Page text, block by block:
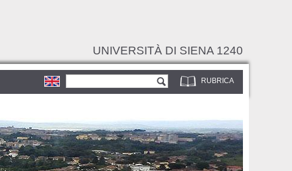
UNIVERSITÀ DI SIENA 1240
RUBRICA
Form di ricerca